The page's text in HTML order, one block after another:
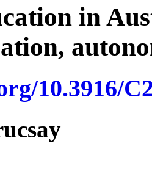
in
10.3916/